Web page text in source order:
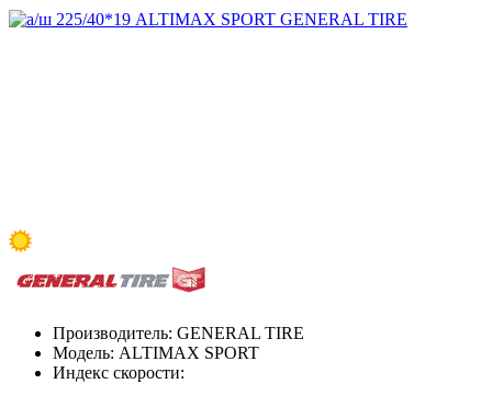
Производитель: GENERAL TIRE
Модель: ALTIMAX SPORT
Индекс скорости: